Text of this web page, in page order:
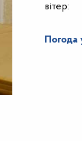
вітер:
Погода